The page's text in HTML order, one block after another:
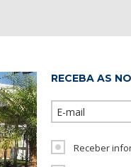
RECEBA AS
Receber